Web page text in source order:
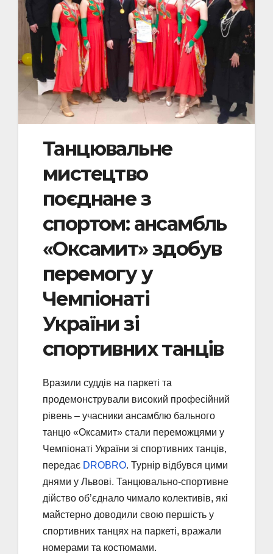
Танцювальне
мистецтво
поєднане з
спортом: ансамбль
«Оксамит» здобув
перемогу у
Чемпіонаті
України зі
спортивних танців
Вразили суддів на паркеті та
продемонстрували високий професійний
рівень – учасники ансамблю бального
танцю «Оксамит» стали переможцями у
Чемпіонаті України зі спортивних танців,
передає DROBRO. Турнір відбувся цими
днями у Львові. Танцювально-спортивне
дійство об’єднало чимало колективів, які
майстерно доводили свою першість у
спортивних танцях на паркеті, вражали
номерами та костюмами.